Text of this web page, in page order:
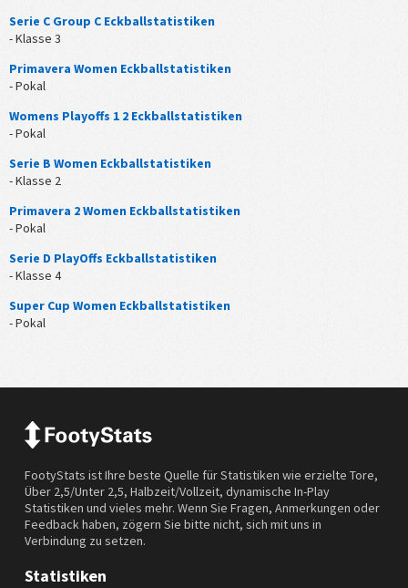
Serie C Group C Eckballstatistiken
- Klasse 3
Primavera Women Eckballstatistiken
- Pokal
Womens Playoffs 1 2 Eckballstatistiken
- Pokal
Serie B Women Eckballstatistiken
- Klasse 2
Primavera 2 Women Eckballstatistiken
- Pokal
Serie D PlayOffs Eckballstatistiken
- Klasse 4
Super Cup Women Eckballstatistiken
- Pokal
FootyStats ist Ihre beste Quelle für Statistiken wie erzielte Tore,
Über 2,5/Unter 2,5, Halbzeit/Vollzeit, dynamische In-Play
Statistiken und vieles mehr. Wenn Sie Fragen, Anmerkungen oder
Feedback haben, zögern Sie bitte nicht, sich mit uns in
Verbindung zu setzen.
Statistiken